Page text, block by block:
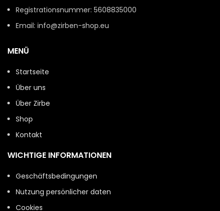
Registrationsnummer: 5608835000
Email: info@zirben-shop.eu
MENÜ
Startseite
Über uns
Über Zirbe
Shop
Kontakt
WICHTIGE INFORMATIONEN
Geschäftsbedingungen
Nutzung persönlicher daten
Cookies